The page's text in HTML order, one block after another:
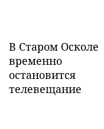
В Старом Осколе
временно
остановится
телевещание